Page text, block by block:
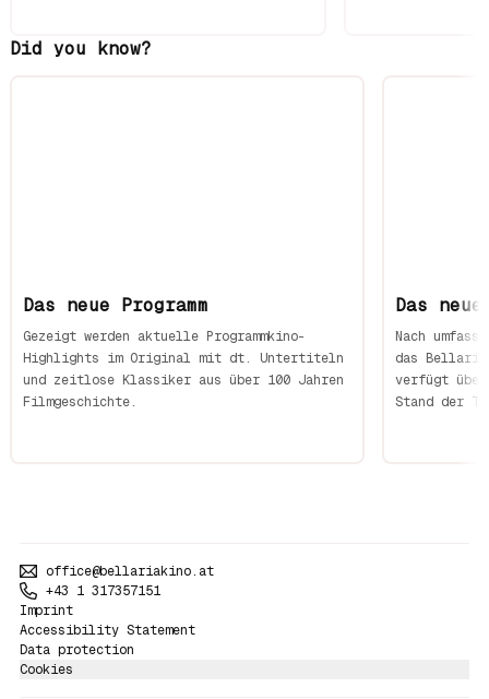
Did you know?
Das neue Programm
Gezeigt werden aktuelle Programmkino-
Highlights im Original mit dt. Untertiteln
und zeitlose Klassiker aus über 100 Jahren
Filmgeschichte.
Das
Nach
das Bellaria
verfügt
Stand der
office@bellariakino.at
+43 1 317357151
Imprint
Accessibility Statement
Data protection
Cookies